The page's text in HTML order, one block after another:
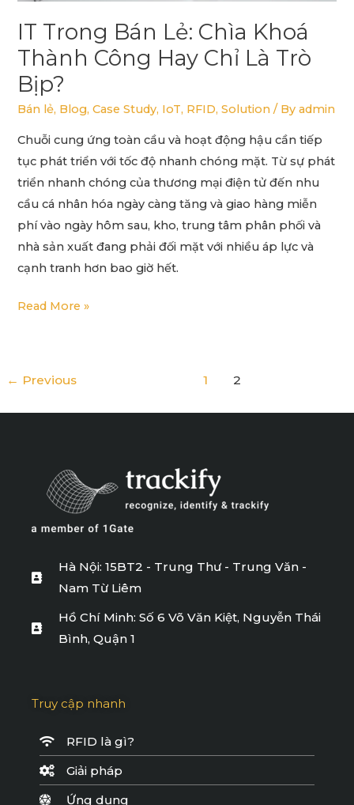
IT Trong Bán Lẻ: Chìa Khoá
Thành Công Hay Chỉ Là Trò
Bịp?
Bán lẻ, Blog,Case Study, IoT, RFID,Solution / Byadmin
Chuỗi cung ứng toàn cầu và hoạt động hậu cần tiếp
tục phát triển với tốc độ nhanh chóng mặt. Từ sự phát
triển nhanh chóng của thương mại điện tử đến nhu
cầu cá nhân hóa ngày càng tăng và giao hàng miễn
phí vào ngày hôm sau, kho, trung tâm phân phối và
nhà sản xuất đang phải đối mặt với nhiều áp lực và
cạnh tranh hơn bao giờ hết.
hay
chỉ
là
trò
bịp?
Read More »
← Previous 1 2
Hà Nội: 15BT2 - Trung Thư - Trung Văn -
Nam Từ Liêm
Hồ Chí Minh: Số 6 Võ Văn Kiệt, Nguyễn Thái
Bình, Quận 1
Truy cập nhanh
RFID là gì?
Giải pháp
Ứng dụng